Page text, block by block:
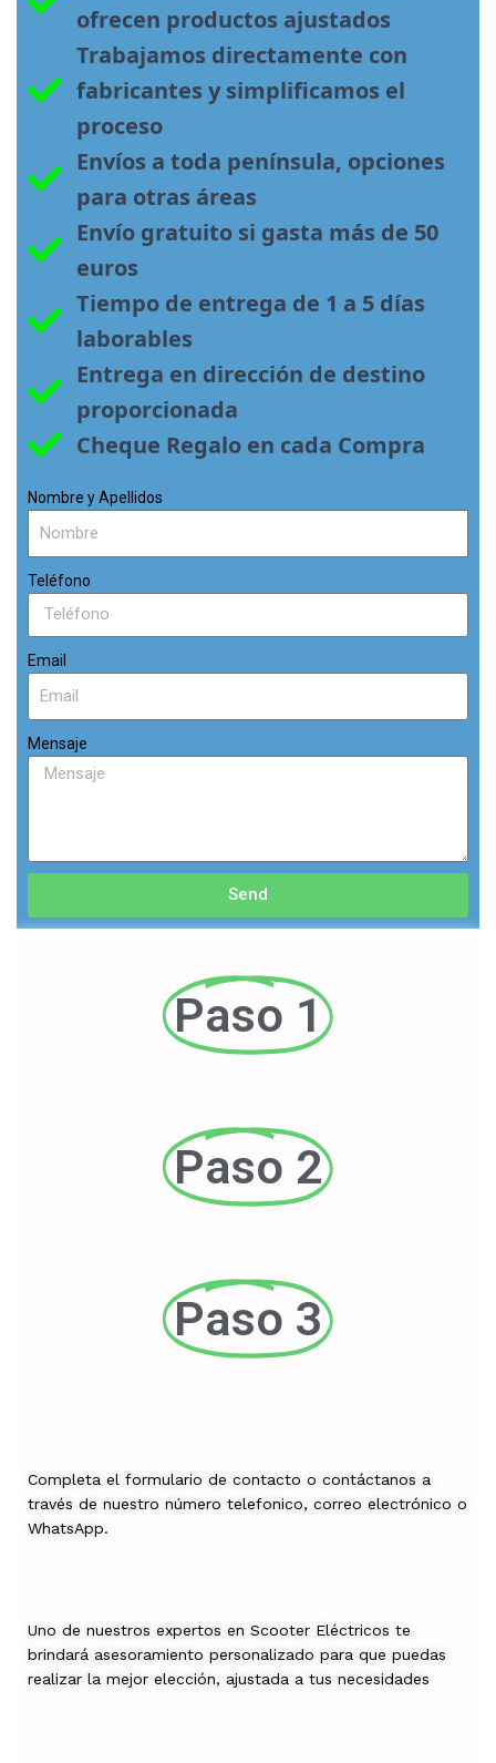
ofrecen productos ajustados
Trabajamos directamente con
fabricantes y simplificamos el
proceso
Envíos a toda península, opciones
para otras áreas
Envío gratuito si gasta más de 50
euros
Tiempo de entrega de 1 a 5 días
laborables
Entrega en dirección de destino
proporcionada
Cheque Regalo en cada Compra
Nombre y Apellidos
Teléfono
Email
Mensaje
Send
Paso 1
Paso 2
Paso 3
Completa el formulario de contacto o contáctanos a
través de nuestro número telefonico, correo electrónico o
WhatsApp.
Uno de nuestros expertos en Scooter Eléctricos te
brindará asesoramiento personalizado para que puedas
realizar la mejor elección, ajustada a tus necesidades